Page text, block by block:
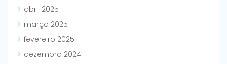
abril 2025
março 2025
fevereiro 2025
dezembro 2024